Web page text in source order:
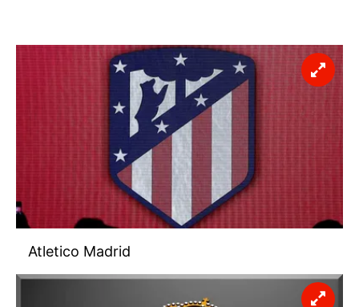
Atletico Madrid